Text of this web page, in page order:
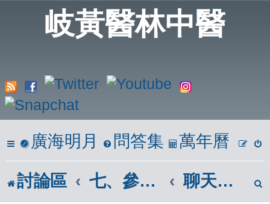
岐黃醫林中醫
廣海明月 問答集 萬年曆
討論區 七、參考區 聊天室、測試版及資源回收筒